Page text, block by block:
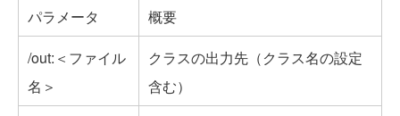
パラメータ
概要
/out:＜ファイル
名＞
クラスの出力先（クラス名の設定
含む）